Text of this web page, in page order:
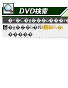
�^�C�g��
�g���b�N
�����
�΋��A�i